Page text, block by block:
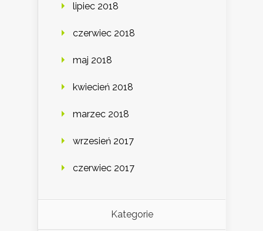
lipiec 2018
czerwiec 2018
maj 2018
kwiecień 2018
marzec 2018
wrzesień 2017
czerwiec 2017
Kategorie